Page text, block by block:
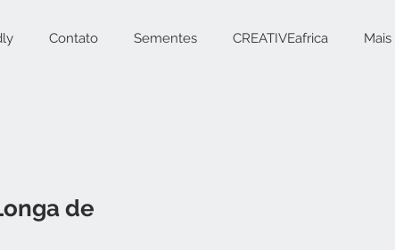
Contato Sementes CREATIVEafrica Mais
de